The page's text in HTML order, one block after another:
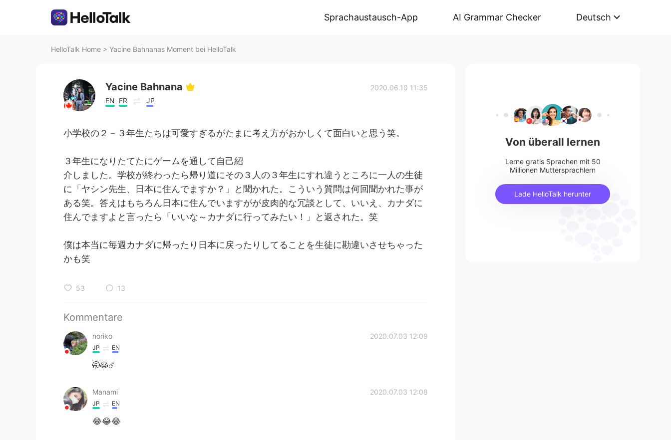
Sprachaustausch-App AI Grammar Checker Deutsch
HelloTalk Home > Yacine Bahnanas Moment bei HelloTalk
Yacine Bahnana
EN FR JP
2020.06.10 11:35
小学校の２－３年生たちは可愛すぎるがたまに考え方がおかしくて面白いと思う笑。
３年生になりたてたにゲームを通して自己紹
介しました。学校が終わったら帰り道にその３人の３年生にすれ違うところに一人の生徒
に「ヤシン先生、日本に住んでますか？」と聞かれた。こういう質問は何回聞かれた事が
ある笑。答えはもちろん日本に住んでいますがが皮肉的な冗談として、いいえ、カナダに
住んでますよと言ったら「いいな～カナダに行ってみたい！」と返された。笑
僕は本当に毎週カナダに帰ったり日本に戻ったりしてることを生徒に勘違いさせちゃった
かも笑
53 13
Kommentare
noriko 2020.07.03 12:09
JP EN
🤭😹☄️
Manami 2020.07.03 12:08
JP EN
😂😂😂
Von überall lernen
Lerne gratis Sprachen mit 50
Millionen Muttersprachlern
Lade HelloTalk herunter